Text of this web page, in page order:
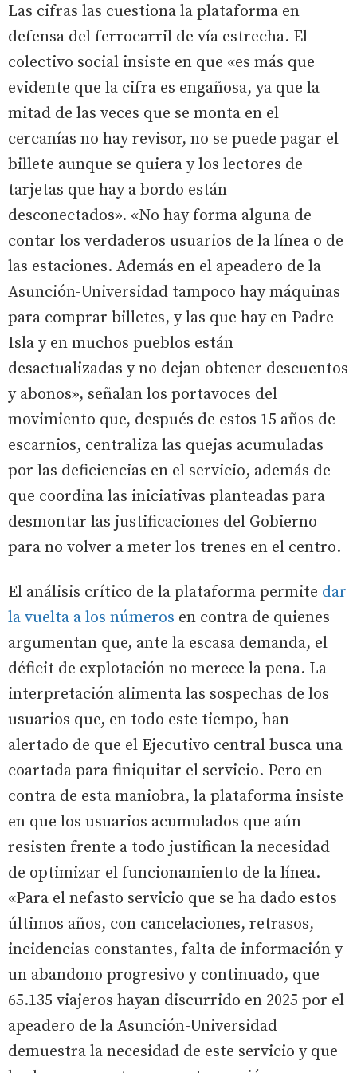
Las cifras las cuestiona la plataforma en
defensa del ferrocarril de vía estrecha. El
colectivo social insiste en que «es más que
evidente que la cifra es engañosa, ya que la
mitad de las veces que se monta en el
cercanías no hay revisor, no se puede pagar el
billete aunque se quiera y los lectores de
tarjetas que hay a bordo están
desconectados». «No hay forma alguna de
contar los verdaderos usuarios de la línea o de
las estaciones. Además en el apeadero de la
Asunción-Universidad tampoco hay máquinas
para comprar billetes, y las que hay en Padre
Isla y en muchos pueblos están
desactualizadas y no dejan obtener descuentos
y abonos», señalan los portavoces del
movimiento que, después de estos 15 años de
escarnios, centraliza las quejas acumuladas
por las deficiencias en el servicio, además de
que coordina las iniciativas planteadas para
desmontar las justificaciones del Gobierno
para no volver a meter los trenes en el centro.
El análisis crítico de la plataforma permite dar
la vuelta a los números en contra de quienes
argumentan que, ante la escasa demanda, el
déficit de explotación no merece la pena. La
interpretación alimenta las sospechas de los
usuarios que, en todo este tiempo, han
alertado de que el Ejecutivo central busca una
coartada para finiquitar el servicio. Pero en
contra de esta maniobra, la plataforma insiste
en que los usuarios acumulados que aún
resisten frente a todo justifican la necesidad
de optimizar el funcionamiento de la línea.
«Para el nefasto servicio que se ha dado estos
últimos años, con cancelaciones, retrasos,
incidencias constantes, falta de información y
un abandono progresivo y continuado, que
65.135 viajeros hayan discurrido en 2025 por el
apeadero de la Asunción-Universidad
demuestra la necesidad de este servicio y que